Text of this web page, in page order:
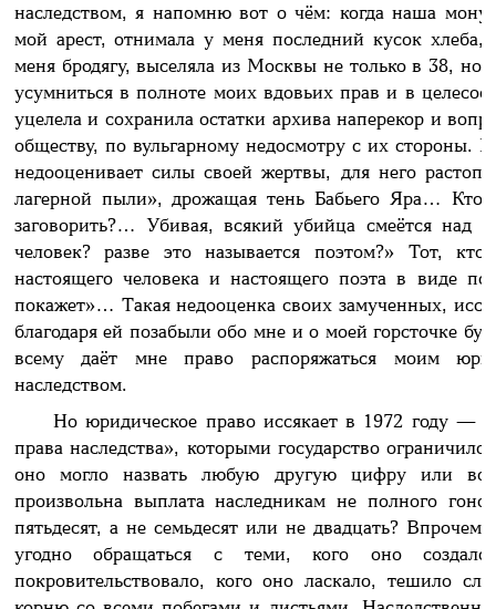
наследством, я напомню вот о чём: когда наша
мой арест, отнимала у меня последний кусок хлеба,
меня бродягу, выселяла из Москвы не только в 38, но
усумниться в полноте моих вдовьих прав и в
уцелела и сохранила остатки архива наперекор и
обществу, по вульгарному недосмотру с их стороны.
недооценивает силы своей жертвы, для него
лагерной пыли», дрожащая тень Бабьего Яра… Кто
заговорить?… Убивая, всякий убийца смеётся над
человек? разве это называется поэтом?» Тот, кто
настоящего человека и настоящего поэта в виде
покажет»… Такая недооценка своих замученных,
благодаря ей позабыли обо мне и о моей горсточке
всему даёт мне право распоряжаться моим
наследством.
Но юридическое право иссякает в 1972 году —
права наследства», которыми государство
оно могло назвать любую другую цифру или
произвольна выплата наследникам не полного
пятьдесят, а не семьдесят или не двадцать?
угодно обращаться с теми, кого оно
покровительствовало, кого оно ласкало, тешило